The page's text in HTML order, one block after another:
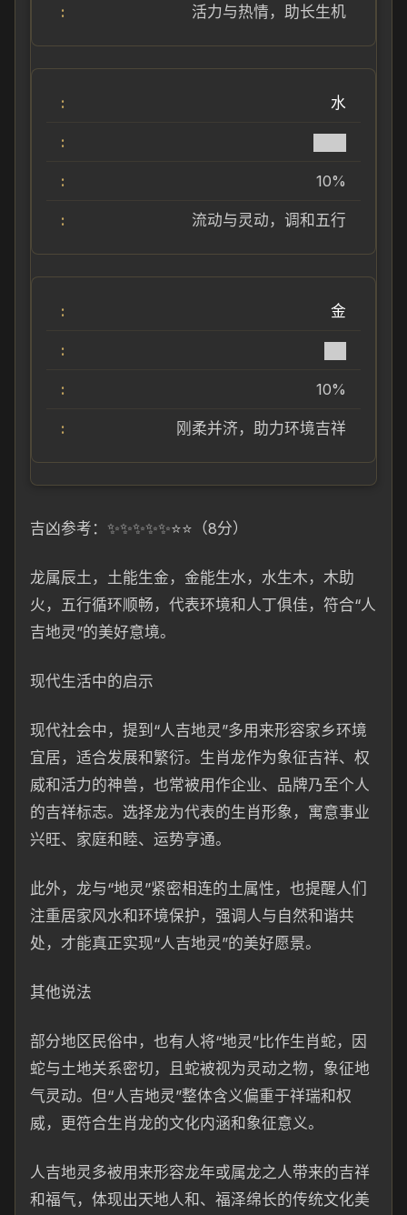
活力与热情，助长生机
水
10%
流动与灵动，调和五行
金
10%
刚柔并济，助力环境吉祥
吉凶参考：✨✨✨✨✨⭐⭐（8分）
龙属辰土，土能生金，金能生水，水生木，木助
火，五行循环顺畅，代表环境和人丁俱佳，符合“人
吉地灵”的美好意境。
现代生活中的启示
现代社会中，提到“人吉地灵”多用来形容家乡环境
宜居，适合发展和繁衍。生肖龙作为象征吉祥、权
威和活力的神兽，也常被用作企业、品牌乃至个人
的吉祥标志。选择龙为代表的生肖形象，寓意事业
兴旺、家庭和睦、运势亨通。
此外，龙与“地灵”紧密相连的土属性，也提醒人们
注重居家风水和环境保护，强调人与自然和谐共
处，才能真正实现“人吉地灵”的美好愿景。
其他说法
部分地区民俗中，也有人将“地灵”比作生肖蛇，因
蛇与土地关系密切，且蛇被视为灵动之物，象征地
气灵动。但“人吉地灵”整体含义偏重于祥瑞和权
威，更符合生肖龙的文化内涵和象征意义。
人吉地灵多被用来形容龙年或属龙之人带来的吉祥
和福气，体现出天地人和、福泽绵长的传统文化美